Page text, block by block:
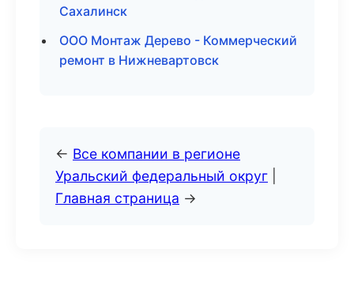
Сахалинск
ООО Монтаж Дерево - Коммерческий
ремонт в Нижневартовск
← Все компании в регионе
Уральский федеральный округ
Главная страница →